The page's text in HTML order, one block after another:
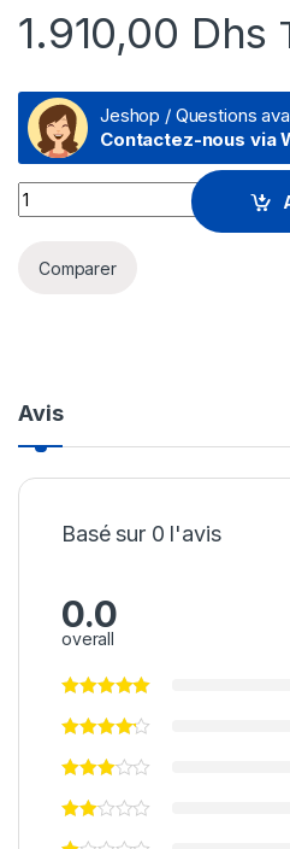
1.910,00 Dhs
Jeshop / Questions
Contactez-nous via
Prix Micro-casque sans fil
Comparer
Avis
Basé sur 0 l'avis
0.0
overall